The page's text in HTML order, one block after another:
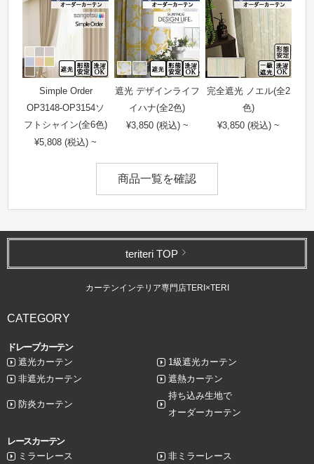
Simple Order
OP3148-OP3154ソ
フトシャイン(全6色)
¥5,808 (税込) ~
遮光 デザインライフ
イハナ(全2色)
¥3,850 (税込) ~
完全遮光 ノエル(全2
色)
¥3,850 (税込) ~
商品一覧を確認
teriteri TOP
カーテンインテリア専門店TERI×TERI
CATEGORY
ドレープカーテン
遮光カーテン
1級遮光カーテン
非遮光カーテン
遮熱カーテン
防炎カーテン
持ち込み生地で
オーダーカーテン
レースカーテン
ミラーレース
非ミラーレース